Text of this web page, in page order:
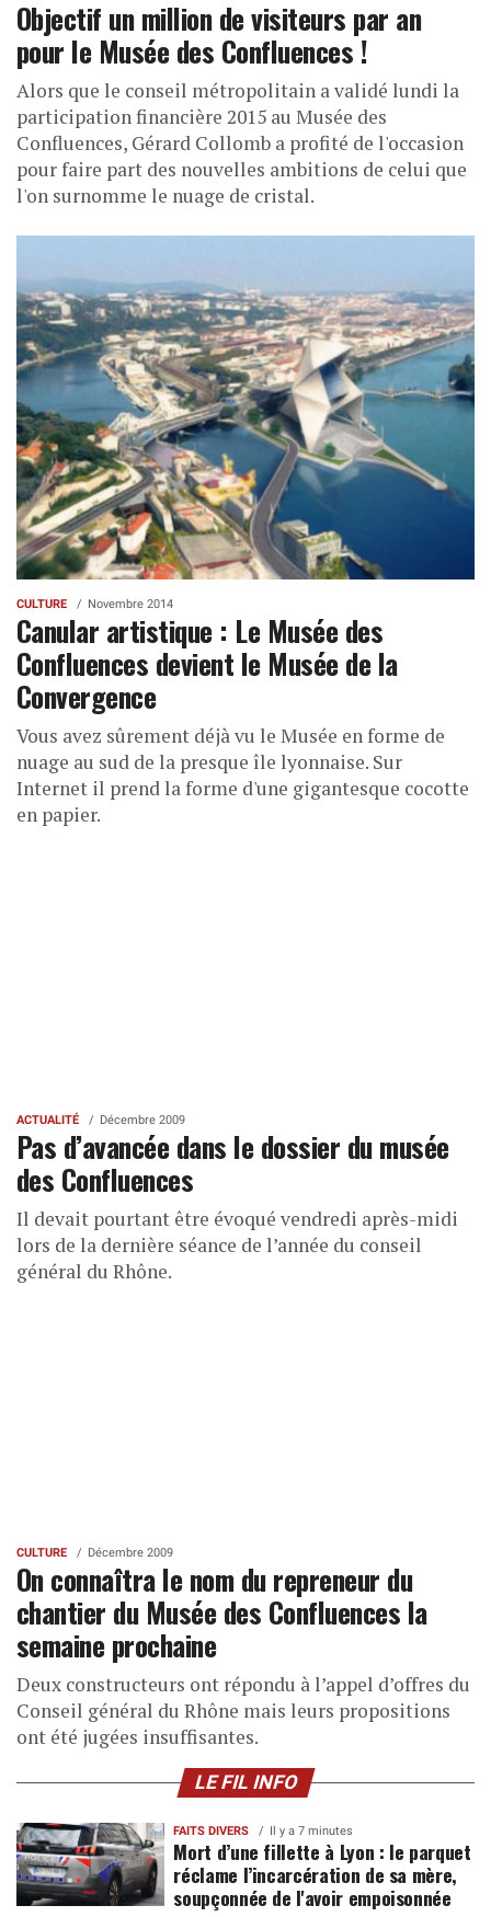
Objectif un million de visiteurs par an
pour le Musée des Confluences !
Alors que le conseil métropolitain a validé lundi la
participation financière 2015 au Musée des
Confluences, Gérard Collomb a profité de l'occasion
pour faire part des nouvelles ambitions de celui que
l'on surnomme le nuage de cristal.
CULTURE Novembre 2014
Canular artistique : Le Musée des
Confluences devient le Musée de la
Convergence
Vous avez sûrement déjà vu le Musée en forme de
nuage au sud de la presque île lyonnaise. Sur
Internet il prend la forme d'une gigantesque cocotte
en papier.
ACTUALITÉ Décembre 2009
Pas d’avancée dans le dossier du musée
des Confluences
Il devait pourtant être évoqué vendredi après-midi
lors de la dernière séance de l’année du conseil
général du Rhône.
CULTURE Décembre 2009
On connaîtra le nom du repreneur du
chantier du Musée des Confluences la
semaine prochaine
Deux constructeurs ont répondu à l’appel d’offres du
Conseil général du Rhône mais leurs propositions
ont été jugées insuffisantes.
LE FIL INFO
FAITS DIVERS Il y a 7 minutes
Mort d’une fillette à Lyon : le parquet
réclame l’incarcération de sa mère,
soupçonnée de l'avoir empoisonnée